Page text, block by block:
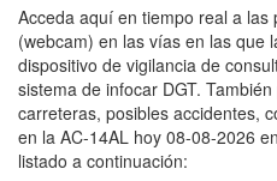
Acceda aquí en tiempo real a las
(webcam) en las vías en las que
dispositivo de vigilancia de
sistema de infocar DGT.
carreteras, posibles accidentes,
en la AC-14AL hoy 08-08-2026
listado a continuación: